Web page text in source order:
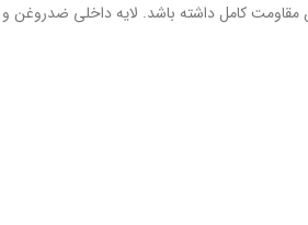
مقاومت کامل داشته باشد. لایه داخلی ضدروغن